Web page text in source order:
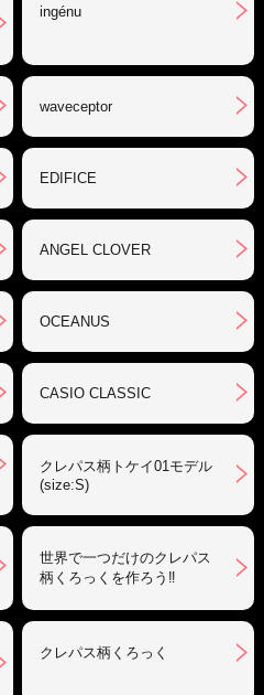
ingénu
waveceptor
EDIFICE
ANGEL CLOVER
OCEANUS
CASIO CLASSIC
クレパス柄トケイ01モデル
(size:S)
世界で一つだけのクレパス
柄くろっくを作ろう‼︎
クレパス柄くろっく